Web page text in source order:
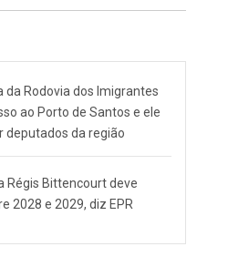
da Rodovia dos Imigrantes
ao Porto de Santos e ele
deputados da região
Régis Bittencourt deve
2028 e 2029, diz EPR